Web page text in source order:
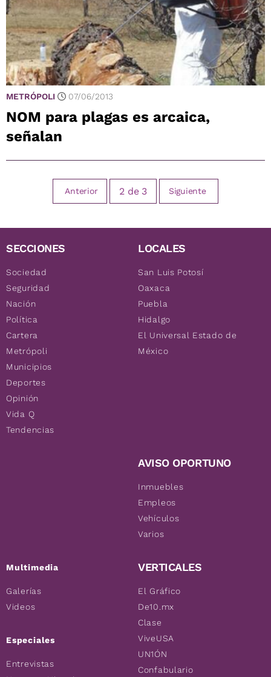
METRÓPOLI 07/06/2013
NOM para plagas es arcaica,
señalan
Anterior 2 de 3 Siguiente
SECCIONES
Sociedad
Seguridad
Nación
Política
Cartera
Metrópoli
Municipios
Deportes
Opinión
Vida Q
Tendencias
Multimedia
Galerías
Videos
Especiales
Entrevistas
LOCALES
San Luis Potosí
Oaxaca
Puebla
Hidalgo
El Universal Estado de
México
AVISO OPORTUNO
Inmuebles
Empleos
Vehículos
Varios
VERTICALES
El Gráfico
De10.mx
Clase
ViveUSA
UN1ÓN
Confabulario